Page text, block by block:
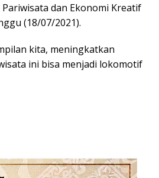
dan Ekonomi Kreatif
(18/07/2021).
kita, meningkatkan
ini bisa menjadi lokomotif